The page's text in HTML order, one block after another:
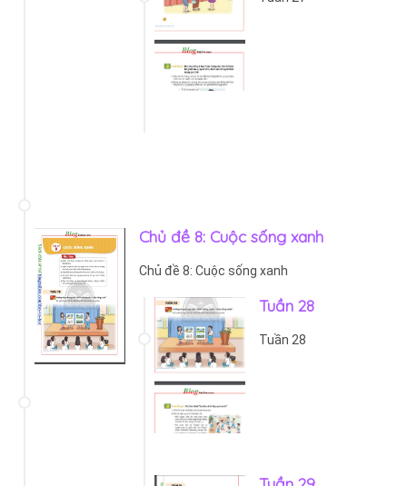
Chủ đề 8: Cuộc sống xanh
Chủ đề 8: Cuộc sống xanh
Tuần 28
Tuần 28